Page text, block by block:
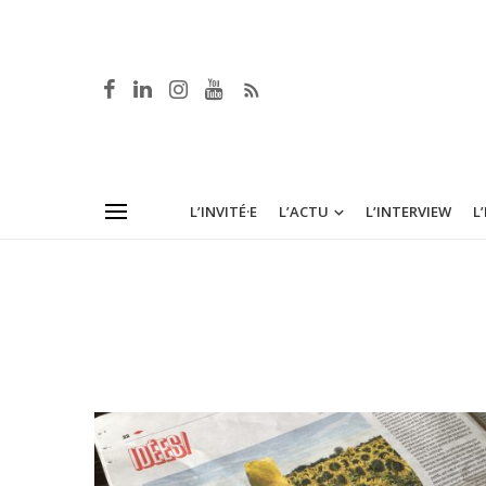
L’INVITÉ·E L’ACTU L’INTERVIEW